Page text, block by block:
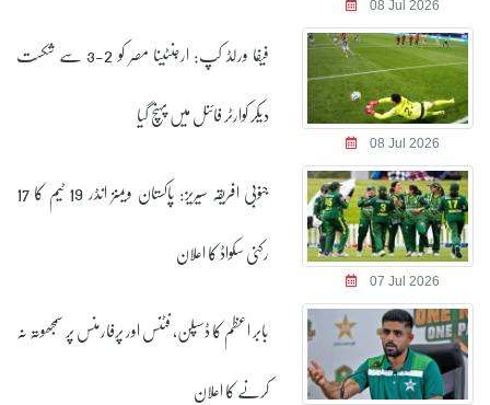
08 Jul 2026
08 Jul 2026
فیفا ورلڈ کپ: ارجنٹینا مصر کو 2-3 سے شکست
دیکر کوارٹر فائنل میں پہنچ گیا
07 Jul 2026
جنوبی افریقہ سیریز: پاکستان ویمنز انڈر 19 ٹیم کا 17
رکنی سکواڈ کا اعلان
بابر اعظم کا ڈسپلن، فٹنس اور پرفارمنس پر سمجھوتہ نہ
کرنے کا اعلان